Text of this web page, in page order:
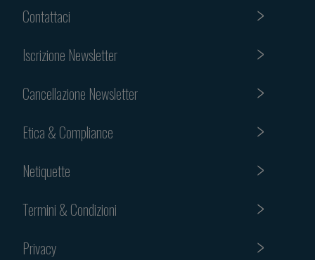
Contattaci
Iscrizione Newsletter
Cancellazione Newsletter
Etica & Compliance
Netiquette
Termini & Condizioni
Privacy